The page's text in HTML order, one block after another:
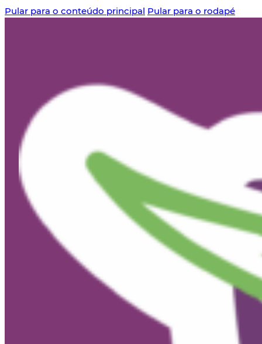
Pular para o conteúdo principal Pular para o rodapé